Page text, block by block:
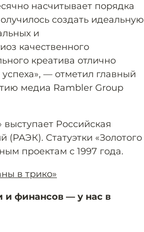
насчитывает порядка
создать идеальную
и
качественного
креатива отлично
— отметил главный
медиа Rambler Group
Российская
(РАЭК). Статуэтки «Золотого
проектам с 1997 года.
в трико»
и финансов — у нас в